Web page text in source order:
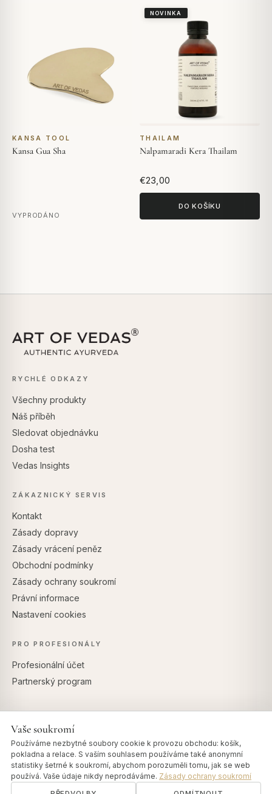
KANSA TOOL
Kansa Gua Sha
VYPRODÁNO
NOVINKA
THAILAM
Nalpamaradi Kera Thailam
€23,00
DO KOŠÍKU
RYCHLÉ ODKAZY
Všechny produkty
Náš příběh
Sledovat objednávku
Dosha test
Vedas Insights
ZÁKAZNICKÝ SERVIS
Kontakt
Zásady dopravy
Zásady vrácení peněz
Obchodní podmínky
Zásady ochrany soukromí
Právní informace
Nastavení cookies
PRO PROFESIONÁLY
Profesionální účet
Partnerský program
Vaše soukromí
Používáme nezbytné soubory cookie k provozu obchodu: košík,
pokladna a relace. S vaším souhlasem používáme také anonymní
statistiky šetrné k soukromí, abychom porozuměli tomu, jak se web
používá. Vaše údaje nikdy neprodáváme. Zásady ochrany soukromí